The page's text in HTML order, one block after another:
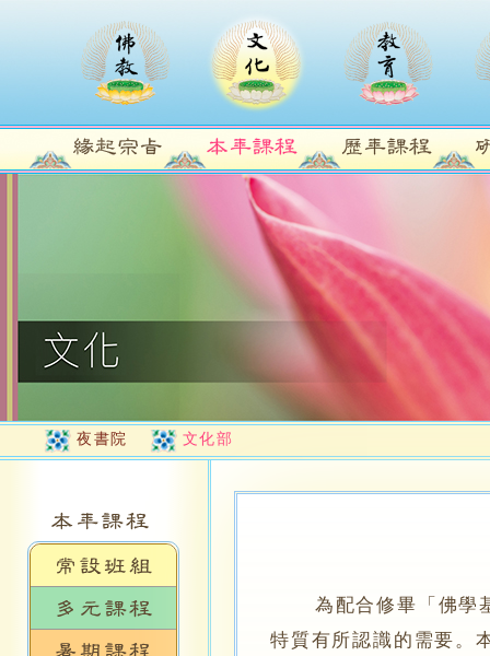
夜書院 文化部
為配合修畢「佛學基
特質有所認識的需要。